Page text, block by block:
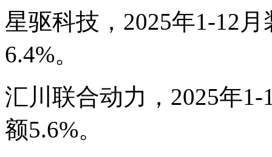
星驱科技，2025年1-12
6.4%。
汇川联合动力，2025年
额5.6%。